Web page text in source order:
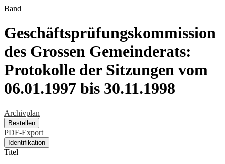
Band
Geschäftsprüfungskommission
des Grossen Gemeinderats:
Protokolle der Sitzungen vom
06.01.1997 bis 30.11.1998
Archivplan
Bestellen
PDF-Export
Identifikation
Titel